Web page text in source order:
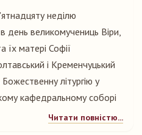
неділю
день великомучениць Віри,
їх матері Софії
і Кременчуцький
літургію у
кафедральному соборі
Читати повністю...